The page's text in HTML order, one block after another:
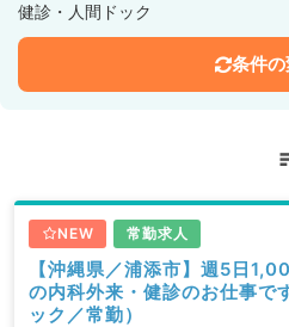
健診・人間ドック
条件
NEW 常勤求人
【沖縄県／浦添市】週5日
の内科外来・健診のお仕事で
ック／常勤）